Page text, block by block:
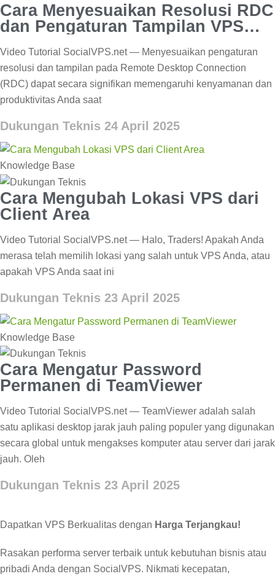
Cara Menyesuaikan Resolusi RDC
dan Pengaturan Tampilan VPS
Video Tutorial SocialVPS.net — Menyesuaikan pengaturan
resolusi dan tampilan pada Remote Desktop Connection
(RDC) dapat secara signifikan memengaruhi kenyamanan dan
produktivitas Anda saat
Dukungan Teknis 24 April 2025
Knowledge Base
Cara Mengubah Lokasi VPS dari
Client Area
Video Tutorial SocialVPS.net — Halo, Traders! Apakah Anda
merasa telah memilih lokasi yang salah untuk VPS Anda, atau
apakah VPS Anda saat ini
Dukungan Teknis 23 April 2025
Knowledge Base
Cara Mengatur Password
Permanen di TeamViewer
Video Tutorial SocialVPS.net — TeamViewer adalah salah
satu aplikasi desktop jarak jauh paling populer yang digunakan
secara global untuk mengakses komputer atau server dari jarak
jauh. Oleh
Dukungan Teknis 23 April 2025
Dapatkan VPS Berkualitas dengan Harga Terjangkau!
Rasakan performa server terbaik untuk kebutuhan bisnis atau
pribadi Anda dengan SocialVPS. Nikmati kecepatan,